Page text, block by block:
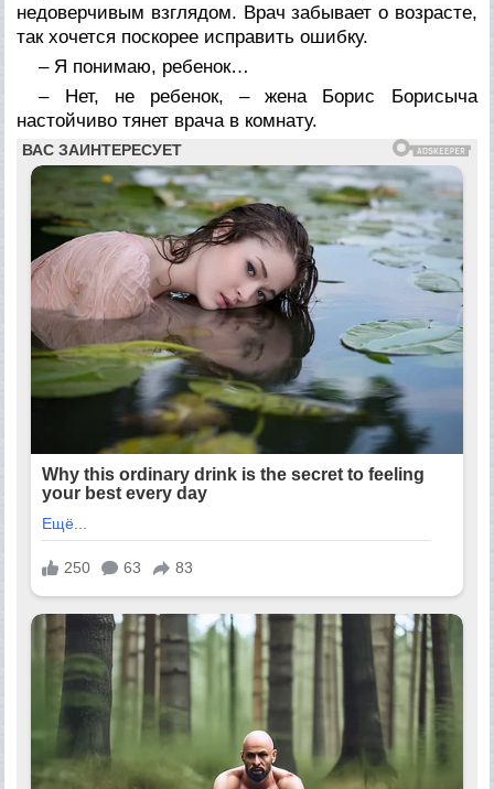
недоверчивым взглядом. Врач забывает о возрасте,
так хочется поскорее исправить ошибку.
– Я понимаю, ребенок…
– Нет, не ребенок, – жена Борис Борисыча
настойчиво тянет врача в комнату.